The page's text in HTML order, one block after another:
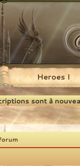
Heroes I
sont à